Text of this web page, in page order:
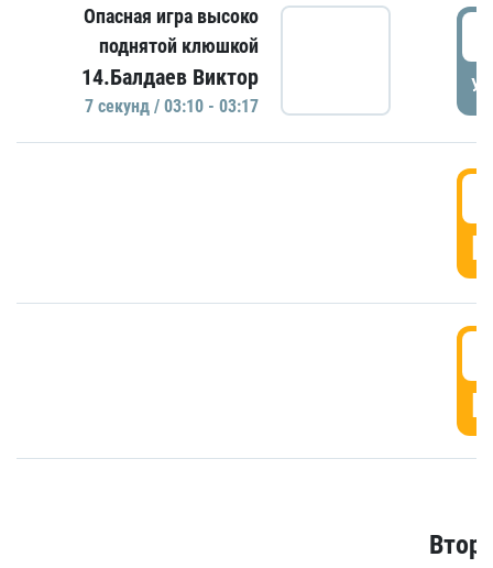
Опасная игра высоко
поднятой клюшкой
14.Балдаев Виктор
7 секунд / 03:10 - 03:17